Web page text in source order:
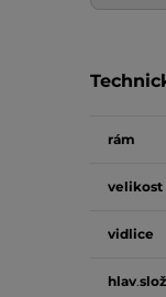
rám
velikost
vidlice
hlav.